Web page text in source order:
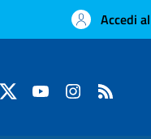
Accedi